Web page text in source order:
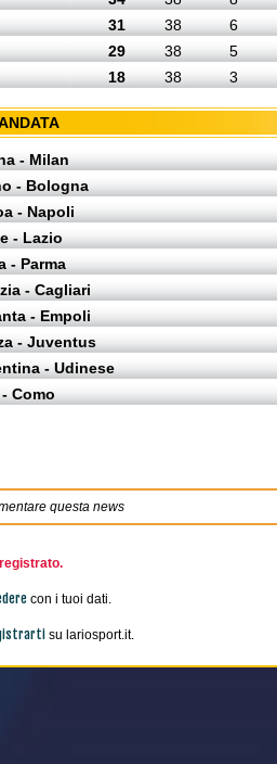
31 38
6
29 38
5
18 38 3
- Milan
- Bologna
- Napoli
- Lazio
- Parma
- Cagliari
- Empoli
- Juventus
- Udinese
Como
questa news
con i tuoi dati.
su lariosport.it.